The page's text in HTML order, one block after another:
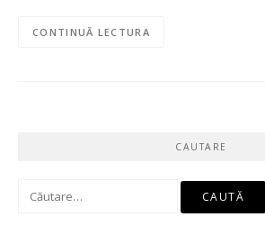
CONTINUĂ LECTURA
CAUTARE
Caută